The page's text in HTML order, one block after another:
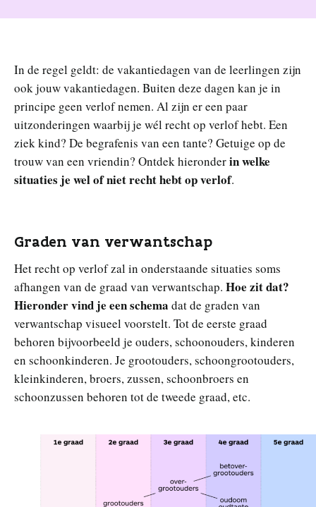
In de regel geldt: de vakantiedagen van de leerlingen zijn
ook jouw vakantiedagen. Buiten deze dagen kan je in
principe geen verlof nemen. Al zijn er een paar
uitzonderingen waarbij je wél recht op verlof hebt. Een
ziek kind? De begrafenis van een tante? Getuige op de
trouw van een vriendin? Ontdek hieronderin welke
situaties je wel of niet recht hebt op verlof.
Graden van verwantschap
Het recht op verlof zal in onderstaande situaties soms
afhangen van de graad van verwantschap. Hoe zit dat?
Hieronder vind je een schema dat de graden van
verwantschap visueel voorstelt. Tot de eerste graad
behoren bijvoorbeeld je ouders, schoonouders, kinderen
en schoonkinderen. Je grootouders, schoongrootouders,
kleinkinderen, broers, zussen, schoonbroers en
schoonzussen behoren tot de tweede graad, etc.